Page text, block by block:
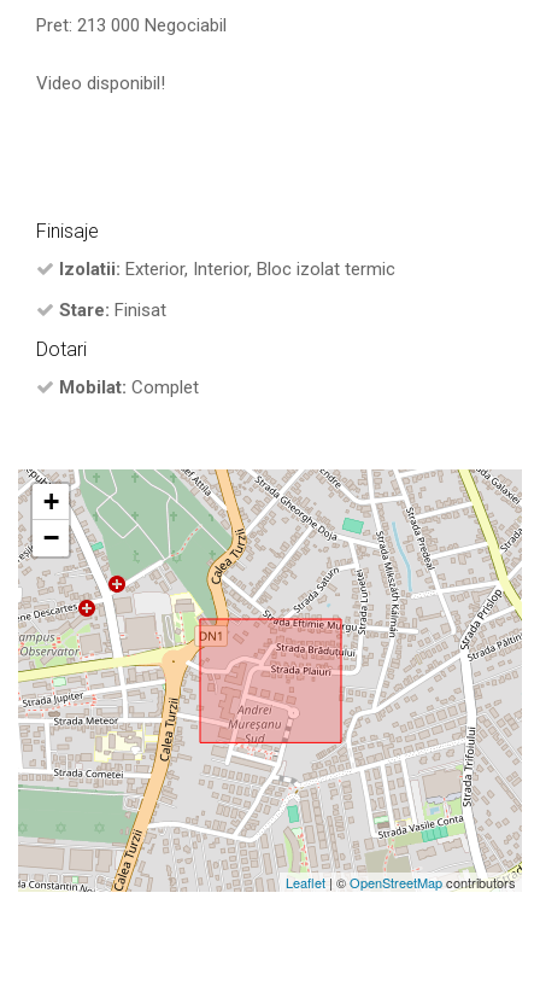
Pret: 213 000 Negociabil
Video disponibil!
Finisaje
Izolatii: Exterior, Interior, Bloc izolat termic
Stare: Finisat
Dotari
Mobilat: Complet
+
−
Leaflet | ©OpenStreetMapcontributors